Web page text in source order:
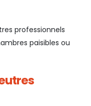
professionnels
paisibles ou